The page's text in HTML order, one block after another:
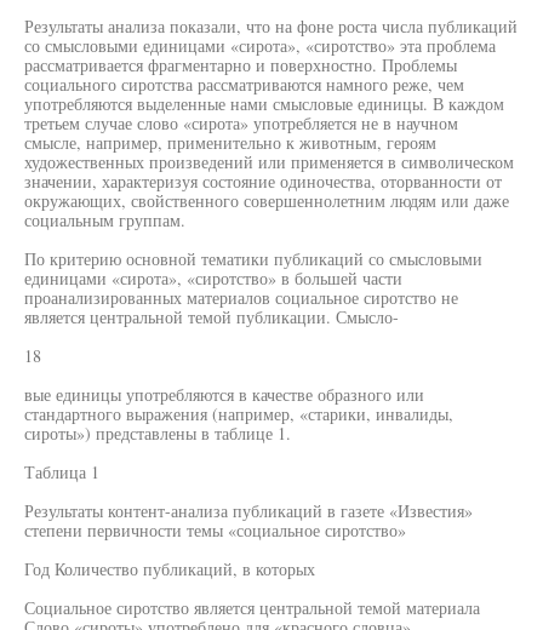
Результаты анализа показали, что на фоне роста числа публикаций
со смысловыми единицами «сирота», «сиротство» эта проблема
рассматривается фрагментарно и поверхностно. Проблемы
социального сиротства рассматриваются намного реже, чем
употребляются выделенные нами смысловые единицы. В каждом
третьем случае слово «сирота» употребляется не в научном
смысле, например, применительно к животным, героям
художественных произведений или применяется в символическом
значении, характеризуя состояние одиночества, оторванности от
окружающих, свойственного совершеннолетним людям или даже
социальным группам.
По критерию основной тематики публикаций со смысловыми
единицами «сирота», «сиротство» в большей части
проанализированных материалов социальное сиротство не
является центральной темой публикации. Смысло-
18
вые единицы употребляются в качестве образного или
стандартного выражения (например, «старики, инвалиды,
сироты») представлены в таблице 1.
Таблица 1
Результаты контент-анализа публикаций в газете «Известия»
степени первичности темы «социальное сиротство»
Год Количество публикаций, в которых
Социальное сиротство является центральной темой материала